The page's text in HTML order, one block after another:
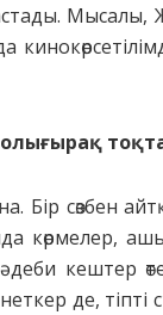
Мысалы,
Бір сөзбен
кештер
де, тіпті